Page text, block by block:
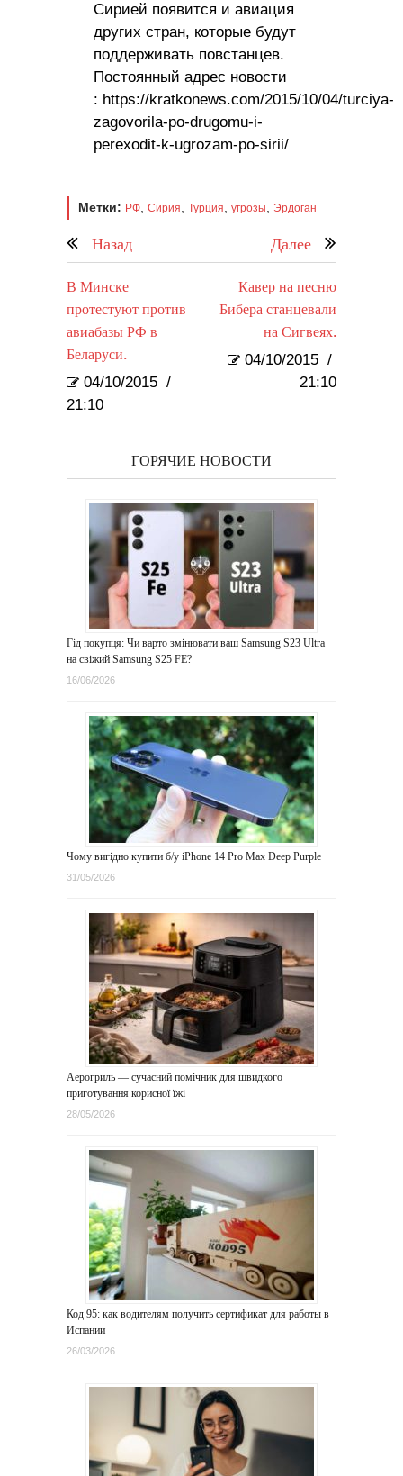
Сирией появится и авиация
других стран, которые будут
поддерживать повстанцев.
Постоянный адрес новости
: https://kratkonews.com/2015/10/04/turciya-
zagovorila-po-drugomu-i-
perexodit-k-ugrozam-po-sirii/
Метки: РФ Сирия Турция угрозы Эрдоган
Назад Далее
В Минске
протестуют против
авиабазы РФ в
Беларуси.
04/10/2015 /
21:10
Кавер на песню
Бибера станцевали
на Сигвеях.
04/10/2015 /
21:10
ГОРЯЧИЕ НОВОСТИ
Гід покупця: Чи варто змінювати ваш Samsung S23 Ultra
на свіжий Samsung S25 FE?
16/06/2026
Чому вигідно купити б/у iPhone 14 Pro Max Deep Purple
31/05/2026
Аерогриль — сучасний помічник для швидкого
приготування корисної їжі
28/05/2026
Код 95: как водителям получить сертификат для работы в
Испании
26/03/2026